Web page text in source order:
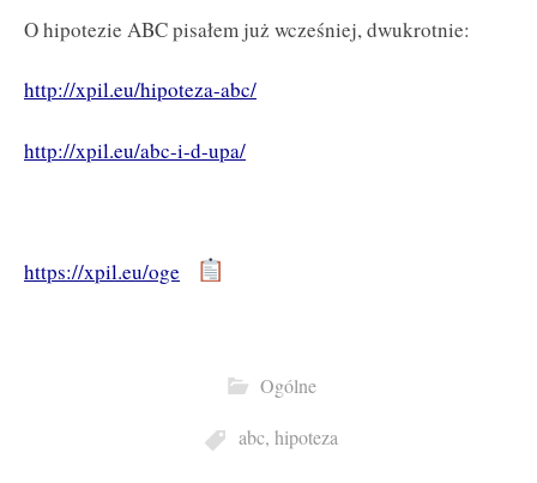
O hipotezie ABC pisałem już wcześniej, dwukrotnie:
http://xpil.eu/hipoteza-abc/
http://xpil.eu/abc-i-d-upa/
https://xpil.eu/oge
Ogólne
abc, hipoteza